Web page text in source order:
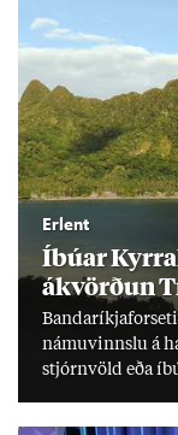
Erlent
Íbú­ar
ákvörð­un
námu­vinnslu á
stjórn­völd eða